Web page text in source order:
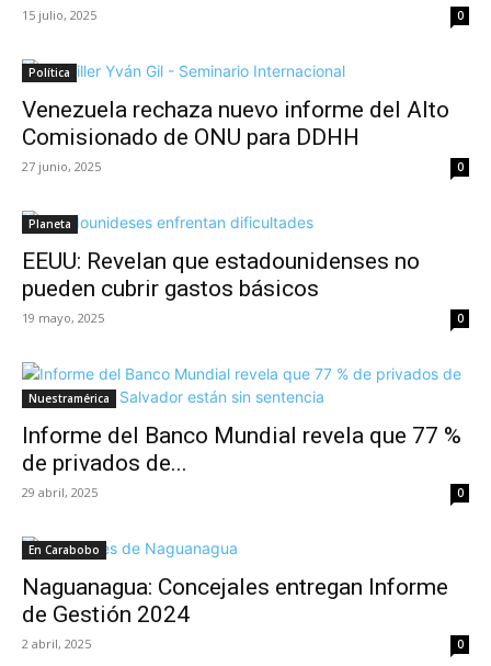
15 julio, 2025 0
Política
Venezuela rechaza nuevo informe del Alto
Comisionado de ONU para DDHH
27 junio, 2025 0
Planeta
EEUU: Revelan que estadounidenses no
pueden cubrir gastos básicos
19 mayo, 2025 0
Nuestramérica
Informe del Banco Mundial revela que 77 %
de privados de...
29 abril, 2025 0
En Carabobo
Naguanagua: Concejales entregan Informe
de Gestión 2024
2 abril, 2025 0